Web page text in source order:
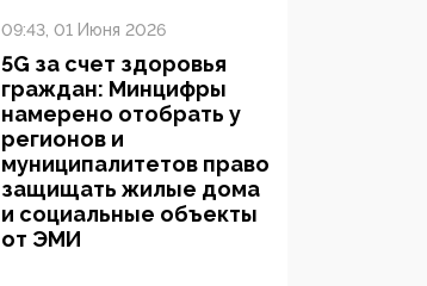
09:43, 01 Июня 2026
5G за счет здоровья
граждан: Минцифры
намерено отобрать у
регионов и
муниципалитетов право
защищать жилые дома
и социальные объекты
от ЭМИ